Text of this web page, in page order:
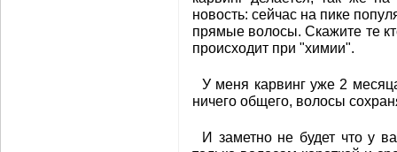
новость: сейчас на пике
прямые волосы. Скажите те
происходит при "химии".
У меня карвинг уже 2
ничего общего, волосы
И заметно не будет что у